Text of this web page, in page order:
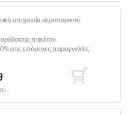
υπηρεσία αεροπορικού
πακέτου
στις επόμενες παραγγελίες